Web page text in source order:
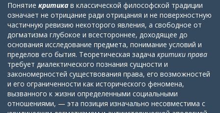
Понятие критика в классической философской традиции
означает не отрицание ради отрицания и не поверхностную
частичную ревизию некоторого явления, а свободное от
догматизма глубокое и всестороннее, доходящее до
основания исследование предмета, понимание условий и
пределов его бытия. Теоретическая задача критики права
требует диалектического познания сущности и
закономерностей существования права, его возможностей
и его ограниченности как исторического феномена,
вызванного к жизни определенными социальными
отношениями, — эта позиция изначально несовместима с